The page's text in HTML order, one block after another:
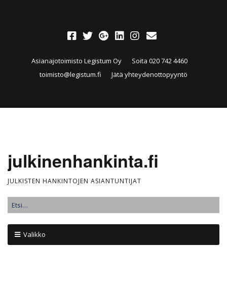
Asianajotoimisto Legistum Oy
Soita 020 742 4460
toimisto@legistum.fi
Jätä yhteydenottopyyntö
julkinenhankinta.fi
JULKISTEN HANKINTOJEN ASIANTUNTIJAT
Valikko